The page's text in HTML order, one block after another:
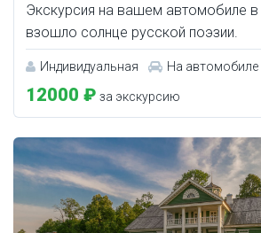
Экскурсия на вашем автомобиле в
взошло солнце русской поэзии.
Индивидуальная На автомобиле
12000 ₽ за экскурсию